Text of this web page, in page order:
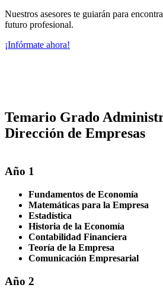
Nuestros asesores te guiarán para
futuro profesional.
¡Infórmate ahora!
Temario Grado
Dirección de Empresas
Año 1
Fundamentos de Economía
Matemáticas para la Empresa
Estadística
Historia de la Economía
Contabilidad Financiera
Teoría de la Empresa
Comunicación Empresarial
Año 2